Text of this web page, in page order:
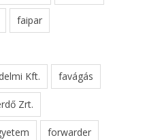
faipar
Kft. favágás
Zrt.
forwarder